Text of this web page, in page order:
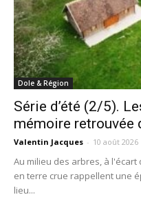
Dole & Région
Série d’été (2/5).
mémoire retrouvée
Valentin Jacques - 10 août 2026
Au milieu des arbres, à
en terre crue rappellent une
lieu...